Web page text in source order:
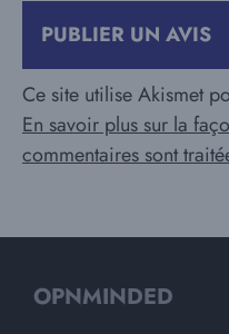
Ce site utilise Akismet
En savoir plus sur la
commentaires sont
OPNMINDED